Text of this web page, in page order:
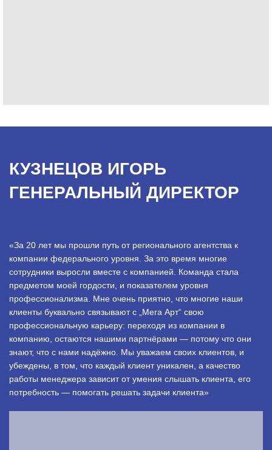
КУЗНЕЦОВ ИГОРЬ
ГЕНЕРАЛЬНЫЙ ДИРЕКТОР
«За 20 лет мы прошли путь от регионального агентства к
компании федерального уровня. За это время многие
сотрудники выросли вместе с компанией. Команда стала
предметом моей гордости, и показателем уровня
профессионализма. Мне очень приятно, что многие наши
клиенты буквально связывают с „Мега Арт“ свою
профессиональную карьеру: переходя из компании в
компанию, остаются нашими партнёрами — потому что они
знают, что с нами надёжно. Мы уважаем своих клиентов, и
убеждены, в том, что каждый клиент уникален, а качество
работы менеджера зависит от умения слышать клиента, его
потребность — помогать решать задачи клиента»